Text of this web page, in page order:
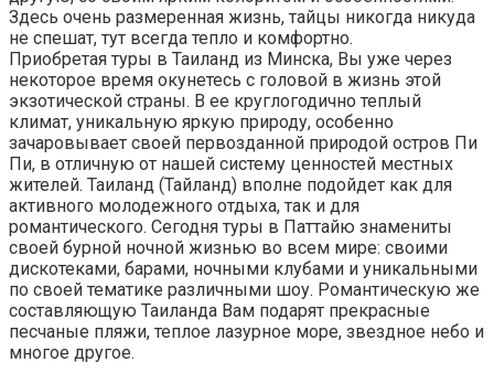
Здесь очень размеренная жизнь, тайцы никогда никуда
не спешат, тут всегда тепло и комфортно.
Приобретая туры в Таиланд из Минска, Вы уже через
некоторое время окунетесь с головой в жизнь этой
экзотической страны. В ее круглогодично теплый
климат, уникальную яркую природу, особенно
зачаровывает своей первозданной природой остров Пи
Пи, в отличную от нашей систему ценностей местных
жителей. Таиланд (Тайланд) вполне подойдет как для
активного молодежного отдыха, так и для
романтического. Сегодня туры в Паттайю знамениты
своей бурной ночной жизнью во всем мире: своими
дискотеками, барами, ночными клубами и уникальными
по своей тематике различными шоу. Романтическую же
составляющую Таиланда Вам подарят прекрасные
песчаные пляжи, теплое лазурное море, звездное небо и
многое другое.